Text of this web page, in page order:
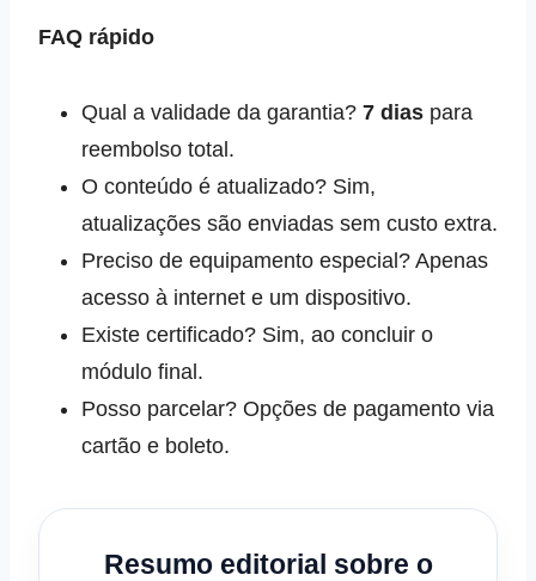
FAQ rápido
Qual a validade da garantia? 7 dias para
reembolso total.
O conteúdo é atualizado? Sim,
atualizações são enviadas sem custo extra.
Preciso de equipamento especial? Apenas
acesso à internet e um dispositivo.
Existe certificado? Sim, ao concluir o
módulo final.
Posso parcelar? Opções de pagamento via
cartão e boleto.
Resumo editorial sobre o